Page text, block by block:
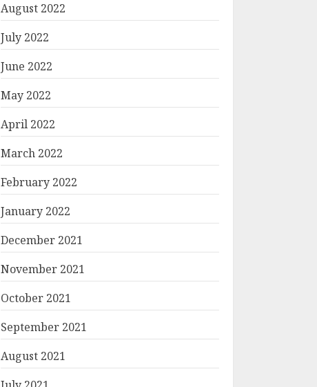
August 2022
July 2022
June 2022
May 2022
April 2022
March 2022
February 2022
January 2022
December 2021
November 2021
October 2021
September 2021
August 2021